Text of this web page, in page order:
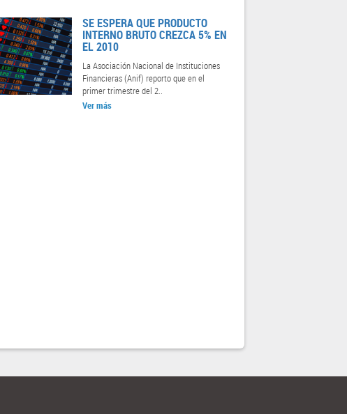
SE ESPERA QUE PRODUCTO
INTERNO BRUTO CREZCA 5% EN
EL 2010
La Asociación Nacional de Instituciones
Financieras (Anif) reporto que en el
primer trimestre del 2..
Ver más